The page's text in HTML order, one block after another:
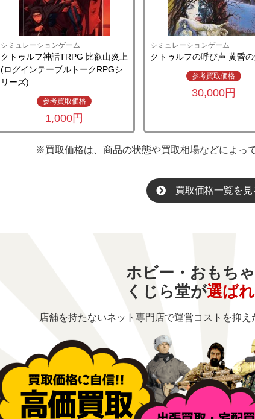
シミュレーションゲーム
クトゥルフ神話TRPG 比叡山炎上
(ログインテーブルトークRPGシ
リーズ)
参考買取価格
1,000円
シミュレーションゲーム
クトゥルフの呼び声 黄昏
参考買取価格
30,000円
※買取価格は、商品の状態や買取相場などによっ
買取価格一覧を見
ホビー・おもち
くじら堂が選ば
店舗を持たないネット専門店で運営コストを抑え